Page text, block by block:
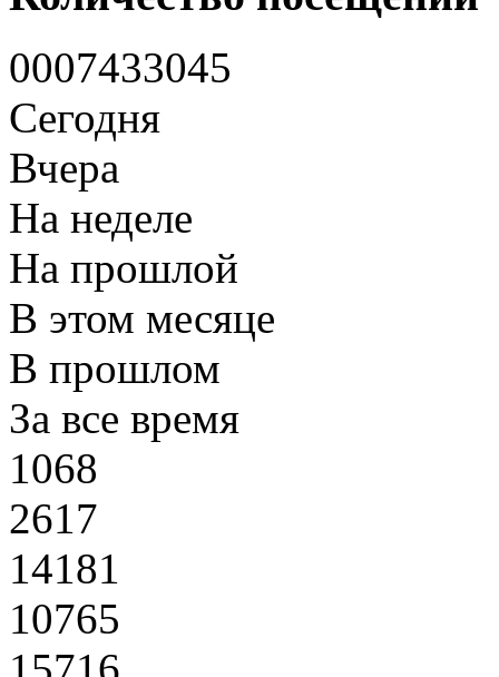
0007433045
Сегодня
Вчера
На неделе
На прошлой
В этом месяце
В прошлом
За все время
1068
2617
14181
10765